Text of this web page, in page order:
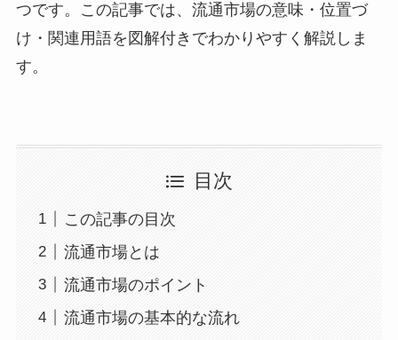
つです。この記事では、流通市場の意味・位置づ
け・関連用語を図解付きでわかりやすく解説しま
す。
目次
この記事の目次
流通市場とは
流通市場のポイント
流通市場の基本的な流れ